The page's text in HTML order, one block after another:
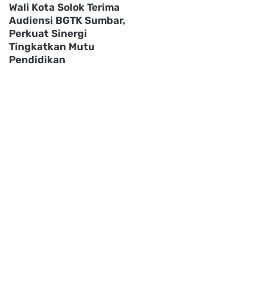
Wali Kota Solok Terima
Audiensi BGTK Sumbar,
Perkuat Sinergi
Tingkatkan Mutu
Pendidikan